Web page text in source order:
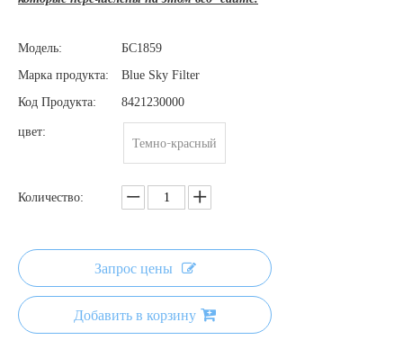
Модель:
БС1859
Марка продукта:
Blue Sky Filter
Код Продукта:
8421230000
цвет:
Темно-красный
Количество:
Запрос цены
Добавить в корзину